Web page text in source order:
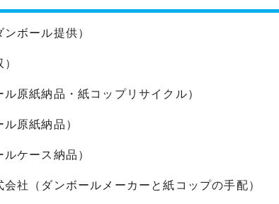
ボール提供）
原紙納品・紙コップリサイクル）
原紙納品）
ケース納品）
社（ダンボールメーカーと紙コップの手配）